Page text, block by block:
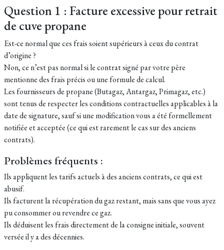
Question 1 : Facture excessive pour retrait
de cuve propane
Est-ce normal que ces frais soient supérieurs à ceux du contrat
d’origine ?
Non, ce n’est pas normal si le contrat signé par votre père
mentionne des frais précis ou une formule de calcul.
Les fournisseurs de propane (Butagaz, Antargaz, Primagaz, etc.)
sont tenus de respecter les conditions contractuelles applicables à la
date de signature, sauf si une modification vous a été formellement
notifiée et acceptée (ce qui est rarement le cas sur des anciens
contrats).
Problèmes fréquents :
Ils appliquent les tarifs actuels à des anciens contrats, ce qui est
abusif.
Ils facturent la récupération du gaz restant, mais sans que vous ayez
pu consommer ou revendre ce gaz.
Ils déduisent les frais directement de la consigne initiale, souvent
versée il y a des décennies.